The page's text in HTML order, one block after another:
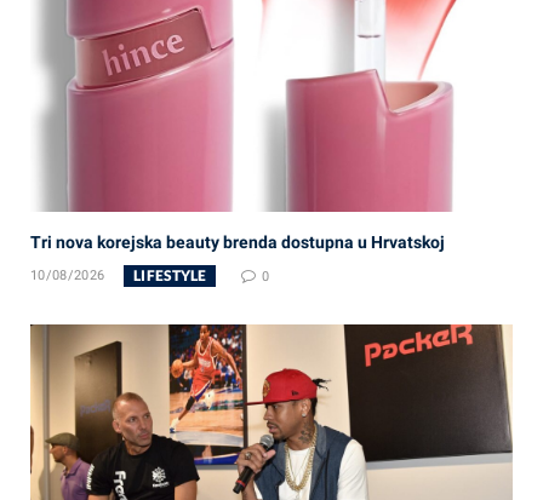
Tri nova korejska beauty brenda dostupna u Hrvatskoj
10/08/2026 LIFESTYLE 0